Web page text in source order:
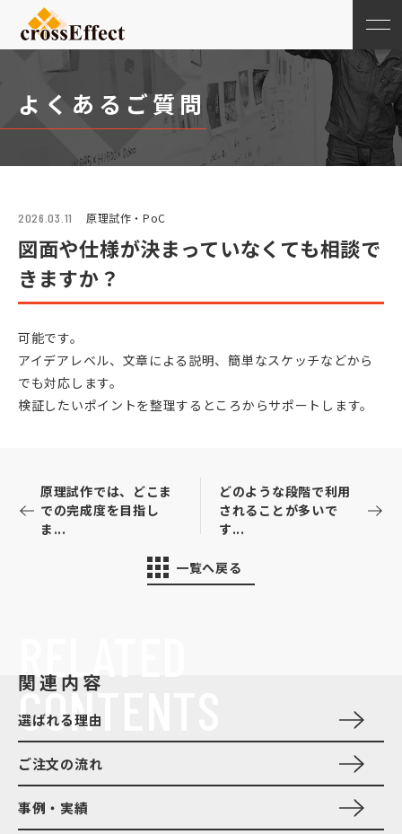
よくあるご質問
2026.03.11 原理試作・PoC
図面や仕様が決まっていなくても相談で
きますか？
可能です。
アイデアレベル、文章による説明、簡単なスケッチなどから
でも対応します。
検証したいポイントを整理するところからサポートします。
原理試作では、どこま
での完成度を目指し
ま...
一覧へ戻る
どのような段階で利用
されることが多いで
す...
CONTENTS
関連内容
選ばれる理由
ご注文の流れ
事例・実績